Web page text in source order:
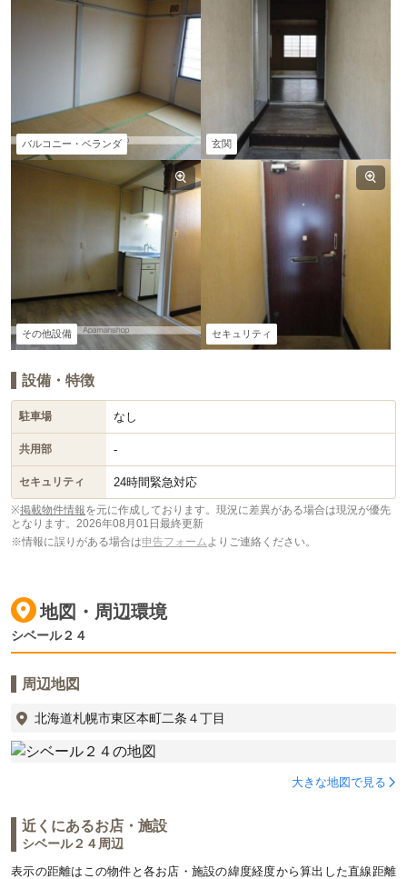
バルコニー・ベランダ 玄関
その他設備 セキュリティ
設備・特徴
駐車場 なし
共用部 -
セキュリティ 24時間緊急対応
※掲載物件情報を元に作成しております。現況に差異がある場合は現況が優先
となります。 2026年08月01日最終更新
※情報に誤りがある場合は申告フォーム よりご連絡ください。
地図・周辺環境
シベール２４
周辺地図
北海道札幌市東区本町二条４丁目
大きな地図で見る
近くにあるお店・施設
シベール２４周辺
表示の距離はこの物件と各お店・施設の緯度経度から算出した直線距離